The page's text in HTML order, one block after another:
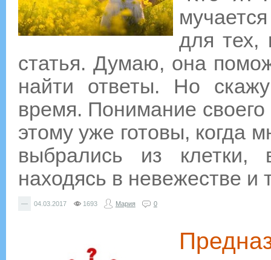
для тех,
статья. Думаю, она
найти ответы. Но
время. Понимание своего
этому уже готовы, когда
выбрались из клетки,
находясь в невежестве и
— 04.03.2017 1693 Мария 0